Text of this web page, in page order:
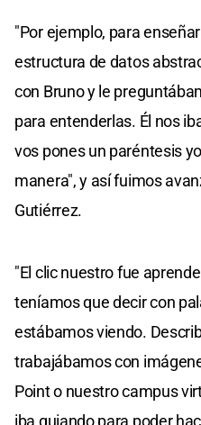
"Por ejemplo, para
estructura de datos
con Bruno y le
para entenderlas. Él nos
vos pones un paréntesis
manera", y así fuimos
Gutiérrez.
"El clic nuestro fue
teníamos que decir con
estábamos viendo.
trabajábamos con
Point o nuestro campus
iba guiando para poder